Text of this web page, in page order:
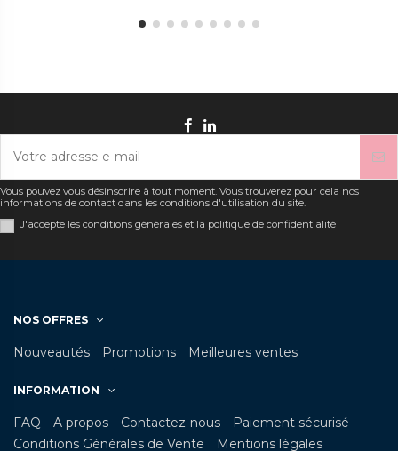
Vous pouvez vous désinscrire à tout moment. Vous trouverez pour cela nos
informations de contact dans les conditions d'utilisation du site.
J'accepte les conditions générales et la politique de confidentialité
NOS OFFRES
Nouveautés Promotions Meilleures ventes
INFORMATION
FAQ A propos Contactez-nous
Paiement sécurisé
Conditions Générales de Vente
Mentions légales